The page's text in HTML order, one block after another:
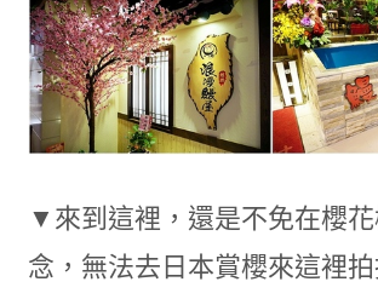
▼來到這裡，還是不免在櫻
念，無法去日本賞櫻來這裡